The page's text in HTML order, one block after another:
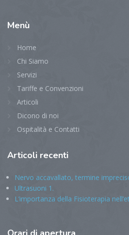
Menù
Home
Chi Siamo
Servizi
Tariffe e Convenzioni
Articoli
Dicono di noi
Ospitalità e Contatti
Articoli recenti
Nervo accavallato, termine
Ultrasuoni 1.
L’importanza della Fisioterapia